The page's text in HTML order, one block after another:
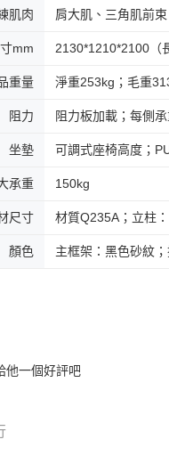
肌肉 肩大肌、三角肌前
mm 2130*1210*2100（
重量 淨重253kg；毛重
阻力 阻力板加載；每側
坐墊 可調式座椅高度；
承重 150kg
尺寸 材質Q235A；立柱
顏色 主框架：黑色砂紋
他一個好評吧